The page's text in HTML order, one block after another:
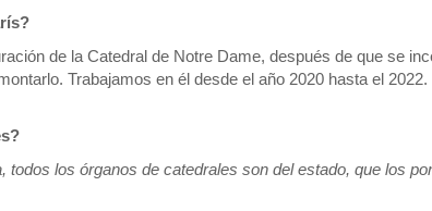
de la Catedral de Notre Dame, después de que se
Trabajamos en él desde el año 2020 hasta el
todos los órganos de catedrales son del estado, que los